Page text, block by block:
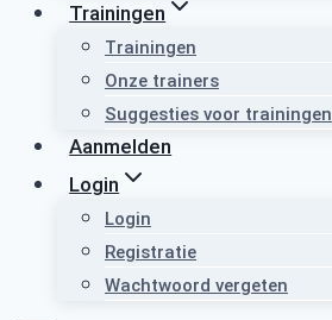
Trainingen
Trainingen
Onze trainers
Suggesties voor trainingen
Aanmelden
Login
Login
Registratie
Wachtwoord vergeten